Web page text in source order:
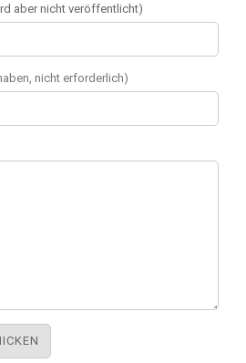
aber nicht veröffentlicht)
nicht erforderlich)